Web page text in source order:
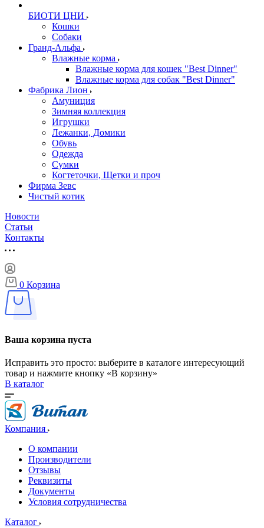
БИОТИ ЦНИ
Кошки
Собаки
Гранд-Альфа
Влажные корма
Влажные корма для кошек "Best Dinner"
Влажные корма для собак "Best Dinner"
Фабрика Лион
Амуниция
Зимняя коллекция
Игрушки
Лежанки, Домики
Обувь
Одежда
Сумки
Когтеточки, Щетки и проч
Фирма Зевс
Чистый котик
Новости
Статьи
Контакты
0 Корзина
Ваша корзина пуста
Исправить это просто: выберите в каталоге интересующий
товар и нажмите кнопку «В корзину»
В каталог
Компания
О компании
Производители
Отзывы
Реквизиты
Документы
Условия сотрудничества
Каталог